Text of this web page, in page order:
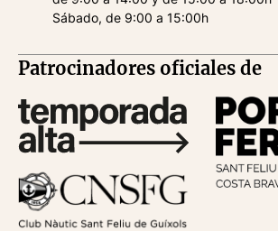
Sábado, de 9:00 a 15:00h
Patrocinadores oficiales de